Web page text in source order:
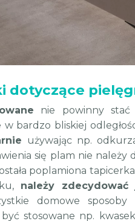
dotyczące
nie powinny stać
w bardzo bliskiej
używając np.
się plam nie należy
poplamiona
należy
domowe sposoby
stosowane np.